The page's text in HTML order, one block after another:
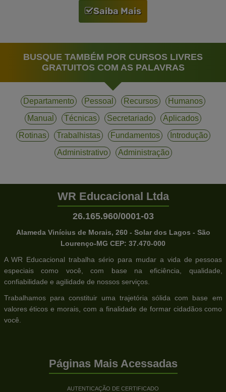
Saiba Mais
BUSQUE TAMBÉM POR CURSOS LIVRES
GRATUITOS COM AS PALAVRAS
Departamento Pessoal Recursos
Humanos
Manual
Técnicas Secretariado
Aplicados
Rotinas
Trabalhistas Fundamentos
Introdução
Administrativo
Administração
WR Educacional Ltda
26.165.960/0001-03
Alameda Vinícius de Morais, 260 - Solar dos Lagos - São
Lourenço-MG CEP: 37.470-000
A WR Educacional trabalha sério para mudar a vida de pessoas
especiais como você, com base na eficiência, qualidade,
confiabilidade e agilidade de nossos serviços.
Trabalhamos para constituir uma trajetória sólida com base em
valores éticos e morais, com a finalidade de formar cidadãos como
você.
Páginas Mais Acessadas
AUTENTICAÇÃO DE CERTIFICADO